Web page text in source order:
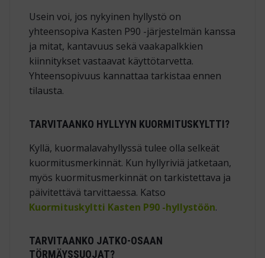
Usein voi, jos nykyinen hyllystö on
yhteensopiva Kasten P90 -järjestelmän kanssa
ja mitat, kantavuus sekä vaakapalkkien
kiinnitykset vastaavat käyttötarvetta.
Yhteensopivuus kannattaa tarkistaa ennen
tilausta.
TARVITAANKO HYLLYYN KUORMITUSKYLTTI?
Kyllä, kuormalavahyllyssä tulee olla selkeät
kuormitusmerkinnät. Kun hyllyriviä jatketaan,
myös kuormitusmerkinnät on tarkistettava ja
päivitettävä tarvittaessa. Katso
Kuormituskyltti Kasten P90 -hyllystöön.
TARVITAANKO JATKO-OSAAN
TÖRMÄYSSUOJAT?